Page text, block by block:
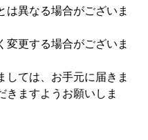
異なる場合がございま
更する場合がございま
ては、お手元に届きま
きますようお願いしま